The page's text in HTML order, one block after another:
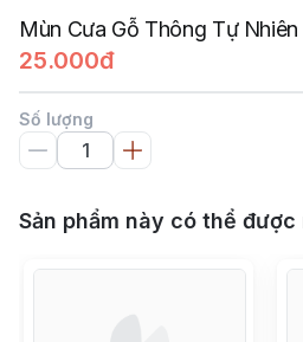
Mùn Cưa Gỗ Thông Tự Nhiên
25.000đ
Số lượng
Sản phẩm này có thể